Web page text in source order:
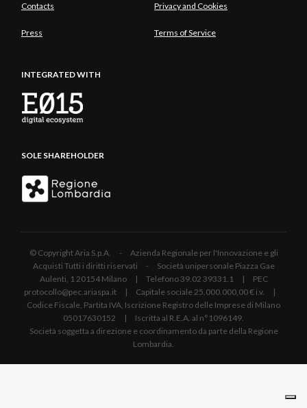
Contacts Privacy and Cookies
Press Terms of Service
INTEGRATED WITH
SOLE SHAREHOLDER
© Copyright Aria S.p.A. - Azienda Regionale per l'Innovazione e gli
Acquisti Tutti i diritti riservati - Società unipersonale Piazza Gae
Aulenti, 1 20154 Milano | Telefono 39.02 39331.1 | PEC
protocollo@pec.ariaspa.it | Capitale sociale 25.000.000,00 € i.v. |
Codice Fiscale, Partita IVA, Iscrizione Registro delle Imprese di Milano
05017630152 | Iscritta al R.E.A. al n°1096149.
Società soggetta a direzione e coordinamento da parte della Regione
Lombardia.